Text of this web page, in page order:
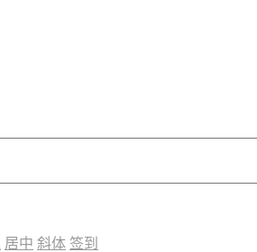
居中 斜体 签到